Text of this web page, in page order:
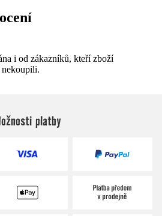
i od zákazníků, kteří zboží
nekoupili.
platby